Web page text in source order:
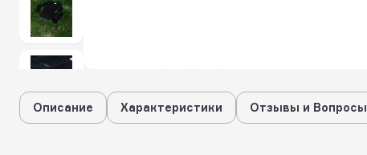
Описание Характеристики Отзывы и Вопросы